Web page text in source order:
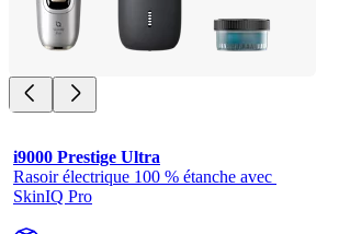
i9000 Prestige Ultra
Rasoir électrique 100 % étanche avec
SkinIQ Pro